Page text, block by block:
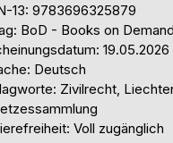
13: 9783696325879
BoD - Books on Demand
19.05.2026
Deutsch
Zivilrecht,
Voll zugänglich